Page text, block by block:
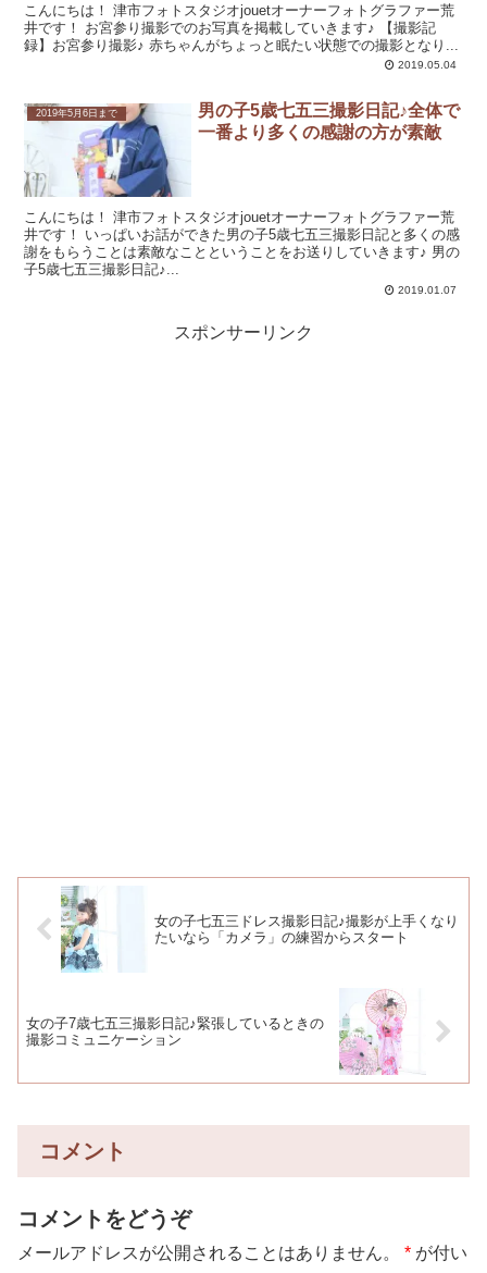
こんにちは！ 津市フォトスタジオjouetオーナーフォトグラファー荒
井です！ お宮参り撮影でのお写真を掲載していきます♪ 【撮影記
録】お宮参り撮影♪ 赤ちゃんがちょっと眠たい状態での撮影となり...
2019.05.04
2019年5月6日まで
男の子5歳七五三撮影日記♪全体で
一番より多くの感謝の方が素敵
こんにちは！ 津市フォトスタジオjouetオーナーフォトグラファー荒
井です！ いっぱいお話ができた男の子5歳七五三撮影日記と多くの感
謝をもらうことは素敵なことということをお送りしていきます♪ 男の
子5歳七五三撮影日記♪...
2019.01.07
スポンサーリンク
女の子七五三ドレス撮影日記♪撮影が上手くなり
たいなら「カメラ」の練習からスタート
女の子7歳七五三撮影日記♪緊張しているときの
撮影コミュニケーション
コメント
コメントをどうぞ
メールアドレスが公開されることはありません。 * が付い